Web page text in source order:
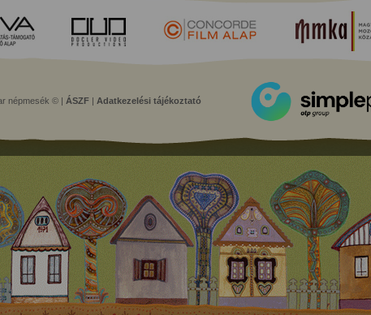
népmesék © | ÁSZF Adatkezelési tájékoztató